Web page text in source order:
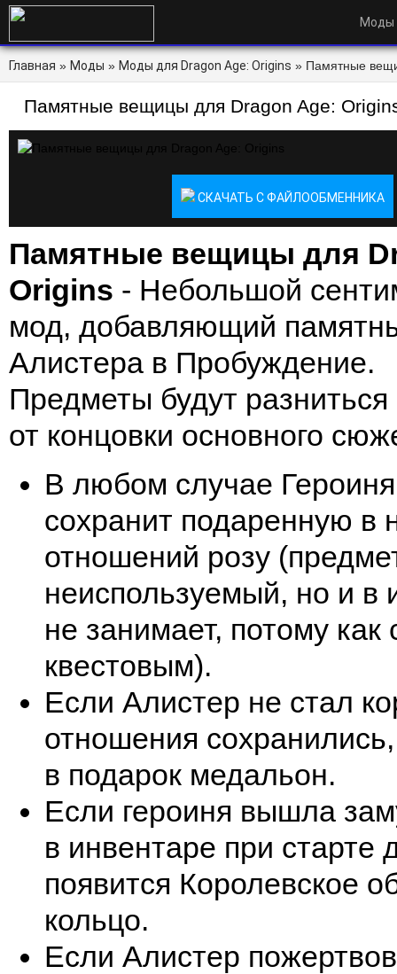
Моды
Главная » Моды » Моды для Dragon Age: Origins » Памятные
Памятные вещицы для Dragon Age:
СКАЧАТЬ С ФАЙЛООБМЕННИКА
Памятные вещицы для
Origins - Небольшой
мод, добавляющий
Алистера в Пробуждение.
Предметы будут
от концовки основного
В любом случае
сохранит подаренную в
отношений розу
неиспользуемый, но и в
не занимает, потому как
квестовым).
Если Алистер не стал
отношения
в подарок медальон.
Если героиня вышла
в инвентаре при старте
появится Королевское
кольцо.
Если Алистер